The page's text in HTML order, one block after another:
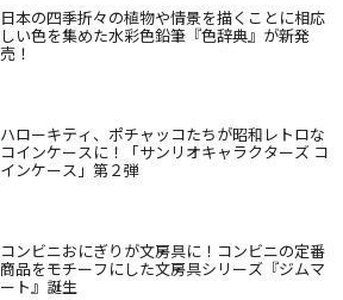
日本の四季折々の植物や情景を描くことに相応
しい色を集めた水彩色鉛筆『色辞典』が新発
売！
ハローキティ、ポチャッコたちが昭和レトロな
コインケースに！「サンリオキャラクターズ コ
インケース」第２弾
コンビニおにぎりが文房具に！コンビニの定番
商品をモチーフにした文房具シリーズ『ジムマ
ート』誕生